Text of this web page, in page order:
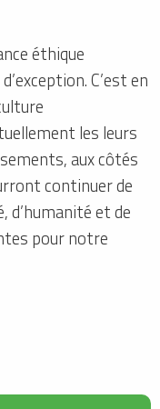
éthique
C’est en
les leurs
aux côtés
continuer de
d’humanité et de
pour notre